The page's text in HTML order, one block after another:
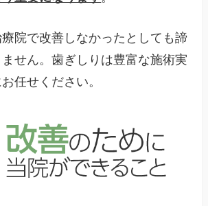
院で改善しなかったとしても諦
せん。歯ぎしりは豊富な施術実
任せください。